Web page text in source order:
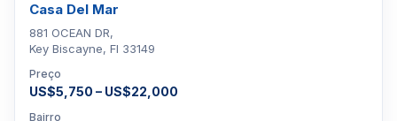
Casa Del Mar
881 OCEAN DR,
Key Biscayne, Fl 33149
Preço
US$5,750 – US$22,000
Bairro